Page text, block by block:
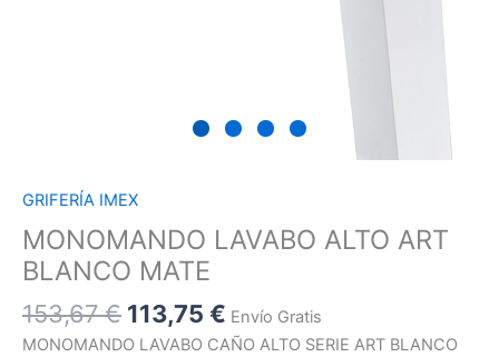
GRIFERÍA IMEX
MONOMANDO LAVABO ALTO ART
BLANCO MATE
153,67€ 113,75 € Envío Gratis
MONOMANDO LAVABO CAÑO ALTO SERIE ART BLANCO